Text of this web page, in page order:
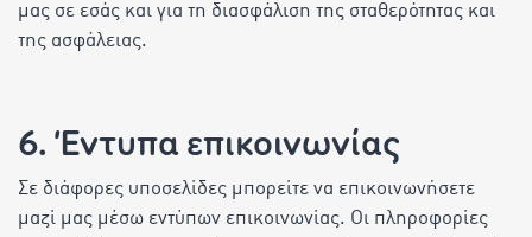
μας σε εσάς και για τη διασφάλιση της σταθερότητας και
της ασφάλειας.
6. Έντυπα επικοινωνίας
Σε διάφορες υποσελίδες μπορείτε να επικοινωνήσετε
μαζί μας μέσω εντύπων επικοινωνίας. Οι πληροφορίες